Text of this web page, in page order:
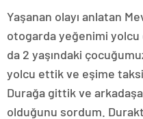
Yaşanan olayı anlatan
otogarda yeğenimi yolcu
da 2 yaşındaki
yolcu ettik ve eşime
Durağa gittik ve
olduğunu sordum.